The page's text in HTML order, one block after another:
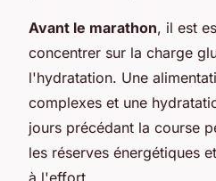
Avant le marathon, il est
concentrer sur la charge
l'hydratation. Une
complexes et une
jours précédant la course
les réserves énergétiques
à l'effort.